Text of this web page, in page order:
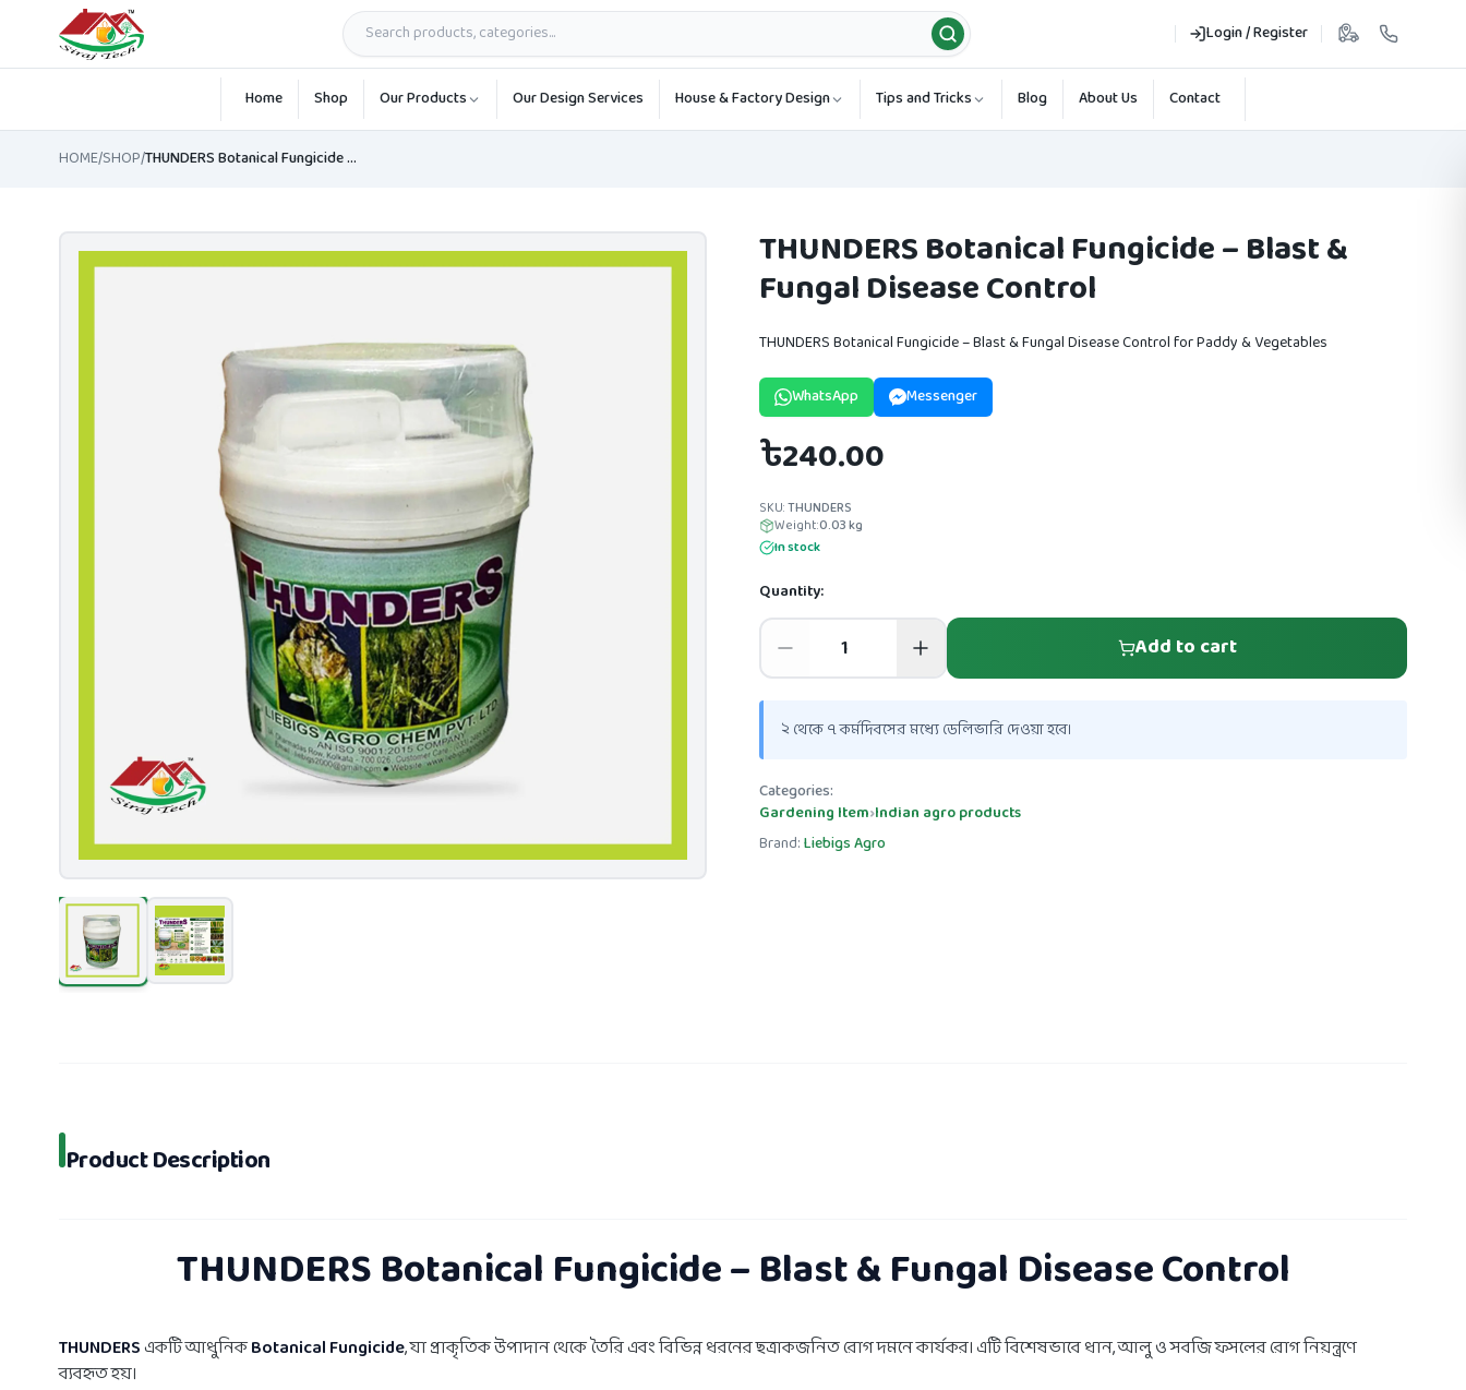
Login / Register
Skip to main content
Home Shop Our Products Our Design Services House & Factory Design Tips and Tricks Blog About Us Contact
HOME/SHOP/ THUNDERS Botanical Fungicide – Blast & Fungal Disease Control
THUNDERS Botanical Fungicide – Blast &
Fungal Disease Control
THUNDERS Botanical Fungicide – Blast & Fungal Disease Control for Paddy & Vegetables
WhatsApp Messenger
৳240.00
SKU:THUNDERS
Weight:0.03kg
In stock
Quantity:
Add to cart
২ থেকে ৭ কর্মদিবসের মধ্যে ডেলিভারি দেওয়া হবে।
Categories:
Gardening Item›Indian agro products
Brand:Liebigs Agro
Product Description
THUNDERS Botanical Fungicide – Blast & Fungal Disease Control
THUNDERSএকটি আধুনিকBotanical Fungicide, যা প্রাকৃতিক উপাদান থেকে তৈরি এবং বিভিন্ন ধরনের ছত্রাকজনিত রোগ দমনে কার্যকর। এটি বিশেষভাবে ধান, আলু ও সবজি ফসলের রোগ নিয়ন্ত্রণে
ব্যবহৃত হয়।